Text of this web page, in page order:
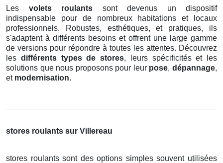
Les volets roulants sont devenus un dispositif
indispensable pour de nombreux habitations et locaux
professionnels. Robustes, esthétiques, et pratiques, ils
s'adaptent à différents besoins et offrent une large gamme
de versions pour répondre à toutes les attentes. Découvrez
les différents types de stores, leurs spécificités et les
solutions que nous proposons pour leur pose,dépannage,
et modernisation.
stores roulants sur Villereau
stores roulants sont des options simples souvent utilisées